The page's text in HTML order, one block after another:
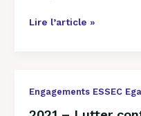
Lire l’article »
Engagements ESSEC
2021